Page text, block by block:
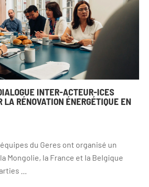
INTER-ACTEUR-ICES
LA RÉNOVATION ÉNERGÉTIQUE EN
du Geres ont organisé un
Mongolie, la France et la Belgique
...